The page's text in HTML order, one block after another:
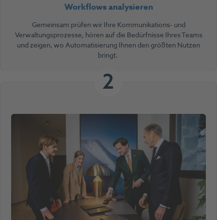
Workflows analysieren
Gemeinsam prüfen wir Ihre Kommunikations- und
Verwaltungsprozesse, hören auf die Bedürfnisse Ihres Teams
und zeigen, wo Automatisierung Ihnen den größten Nutzen
bringt.
2